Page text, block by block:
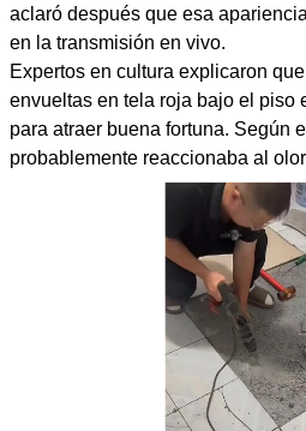
aclaró después que esa
en la transmisión en vivo.
Expertos en cultura explicaron
envueltas en tela roja bajo el piso
para atraer buena fortuna. Según
probablemente reaccionaba al